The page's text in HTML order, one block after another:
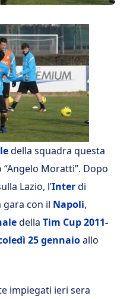
della squadra questa
Moratti”. Dopo
Lazio, l’Interdi
gara con il Napoli,
della Tim Cup 2011-
25 gennaioallo
impiegati ieri sera